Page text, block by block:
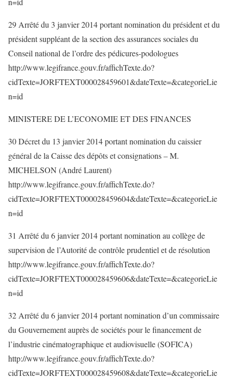
29 Arrêté du 3 janvier 2014 portant nomination du président et du
président suppléant de la section des assurances sociales du
Conseil national de l’ordre des pédicures-podologues
http://www.legifrance.gouv.fr/affichTexte.do?
cidTexte=JORFTEXT000028459601&dateTexte=&categorieLie
n=id
MINISTERE DE L’ECONOMIE ET DES FINANCES
30 Décret du 13 janvier 2014 portant nomination du caissier
général de la Caisse des dépôts et consignations – M.
MICHELSON (André Laurent)
http://www.legifrance.gouv.fr/affichTexte.do?
cidTexte=JORFTEXT000028459604&dateTexte=&categorieLie
n=id
31 Arrêté du 6 janvier 2014 portant nomination au collège de
supervision de l’Autorité de contrôle prudentiel et de résolution
http://www.legifrance.gouv.fr/affichTexte.do?
cidTexte=JORFTEXT000028459606&dateTexte=&categorieLie
n=id
32 Arrêté du 6 janvier 2014 portant nomination d’un commissaire
du Gouvernement auprès de sociétés pour le financement de
l’industrie cinématographique et audiovisuelle (SOFICA)
http://www.legifrance.gouv.fr/affichTexte.do?
cidTexte=JORFTEXT000028459608&dateTexte=&categorieLie